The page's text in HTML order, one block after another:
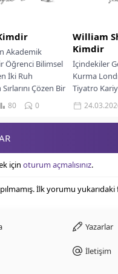
Akademik
Öğrenci Bilimsel
İki Ruh
Çözen Bir
Rağmen
80 0
William
Kimdir
İçindekiler
Kurma
Tiyatro
Dönem
Dünyasında
için oturum açmalısınız.
İlk yorumu yukarıdaki
Yazarlar
İletişim